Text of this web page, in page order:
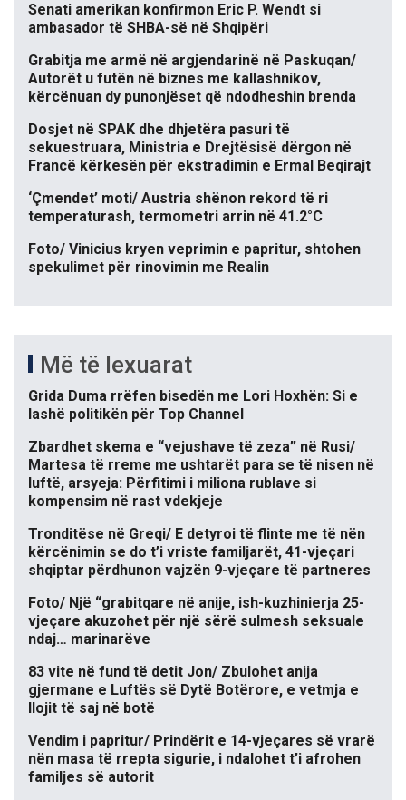
Senati amerikan konfirmon Eric P. Wendt si
ambasador të SHBA-së në Shqipëri
Grabitja me armë në argjendarinë në Paskuqan/
Autorët u futën në biznes me kallashnikov,
kërcënuan dy punonjëset që ndodheshin brenda
Dosjet në SPAK dhe dhjetëra pasuri të
sekuestruara, Ministria e Drejtësisë dërgon në
Francë kërkesën për ekstradimin e Ermal Beqirajt
‘Çmendet’ moti/ Austria shënon rekord të ri
temperaturash, termometri arrin në 41.2°C
Foto/ Vinicius kryen veprimin e papritur, shtohen
spekulimet për rinovimin me Realin
Më të lexuarat
Grida Duma rrëfen bisedën me Lori Hoxhën: Si e
lashë politikën për Top Channel
Zbardhet skema e “vejushave të zeza” në Rusi/
Martesa të rreme me ushtarët para se të nisen në
luftë, arsyeja: Përfitimi i miliona rublave si
kompensim në rast vdekjeje
Tronditëse në Greqi/ E detyroi të flinte me të nën
kërcënimin se do t’i vriste familjarët, 41-vjeçari
shqiptar përdhunon vajzën 9-vjeçare të partneres
Foto/ Një “grabitqare në anije, ish-kuzhinierja 25-
vjeçare akuzohet për një sërë sulmesh seksuale
ndaj… marinarëve
83 vite në fund të detit Jon/ Zbulohet anija
gjermane e Luftës së Dytë Botërore, e vetmja e
llojit të saj në botë
Vendim i papritur/ Prindërit e 14-vjeçares së vrarë
nën masa të rrepta sigurie, i ndalohet t’i afrohen
familjes së autorit